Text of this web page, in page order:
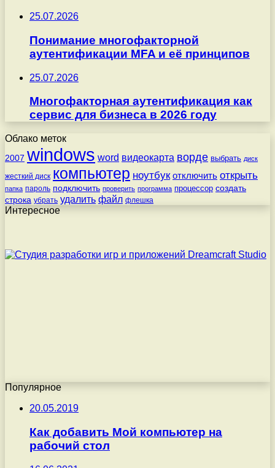
25.07.2026
Понимание многофакторной
аутентификации MFA и её принципов
25.07.2026
Многофакторная аутентификация как
сервис для бизнеса в 2026 году
Облако меток
2007 windows word видеокарта ворде выбрать диск
жесткий диск компьютер ноутбук отключить открыть
папка пароль подключить проверить программа процессор создать
строка убрать удалить файл флешка
Интересное
Популярное
20.05.2019
Как добавить Мой компьютер на
рабочий стол